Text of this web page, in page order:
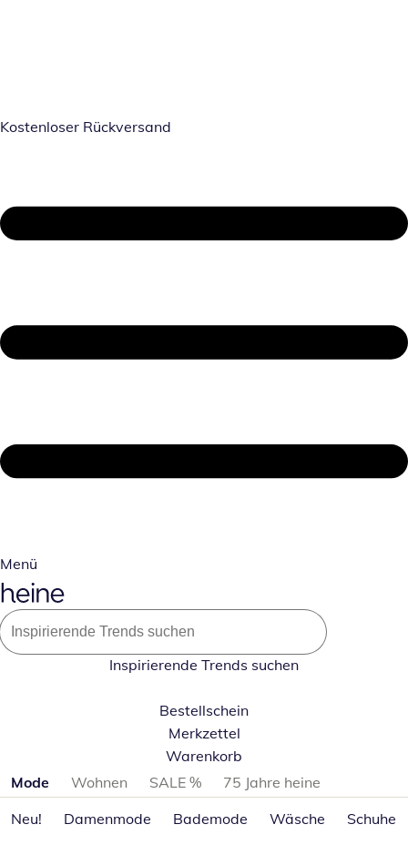
Kostenloser Rückversand
Menü
Inspirierende Trends suchen
Bestellschein
Merkzettel
Warenkorb
Produktkategorien überspringen
Mode Wohnen SALE %
75 Jahre heine
Neu!
Damenmode Bademode Wäsche Schuhe